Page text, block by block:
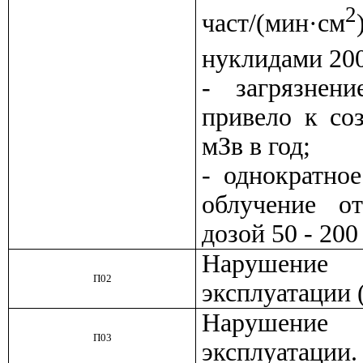
част/(мин·см2
нуклидами
-
привело к
мЗв в год;
-
облучение
дозой 50 -
П02
П03
эксплуатации.